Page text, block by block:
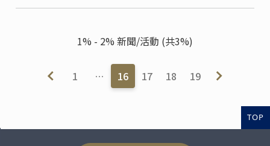
1% - 2% 新聞/活動 (共3%)
1 … 16 17 18 19
TOP